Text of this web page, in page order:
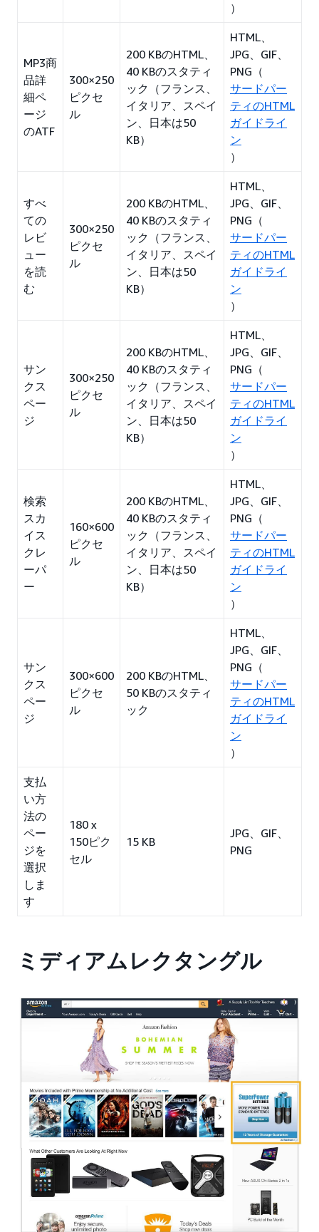
）
MP3商
品詳
細ペ
ージ
のATF
300×250
ピクセ
ル
200 KBのHTML、
40 KBのスタティ
ック（フランス、
イタリア、スペイ
ン、日本は50
KB）
HTML、
JPG、GIF、
PNG（
サードパー
ティのHTML
ガイドライ
ン
）
すべ
ての
レビ
ュー
を読
む
300×250
ピクセ
ル
200 KBのHTML、
40 KBのスタティ
ック（フランス、
イタリア、スペイ
ン、日本は50
KB）
HTML、
JPG、GIF、
PNG（
サードパー
ティのHTML
ガイドライ
ン
）
サン
クス
ペー
ジ
300×250
ピクセ
ル
200 KBのHTML、
40 KBのスタティ
ック（フランス、
イタリア、スペイ
ン、日本は50
KB）
HTML、
JPG、GIF、
PNG（
サードパー
ティのHTML
ガイドライ
ン
）
検索
スカ
イス
クレ
ーパ
ー
160×600
ピクセ
ル
200 KBのHTML、
40 KBのスタティ
ック（フランス、
イタリア、スペイ
ン、日本は50
KB）
HTML、
JPG、GIF、
PNG（
サードパー
ティのHTML
ガイドライ
ン
）
サン
クス
ペー
ジ
300×600
ピクセ
ル
200 KBのHTML、
50 KBのスタティ
ック
HTML、
JPG、GIF、
PNG（
サードパー
ティのHTML
ガイドライ
ン
）
支払
い方
法の
ペー
ジを
選択
しま
す
180 x
150ピク
セル
15 KB
JPG、GIF、
PNG
ミディアムレクタングル